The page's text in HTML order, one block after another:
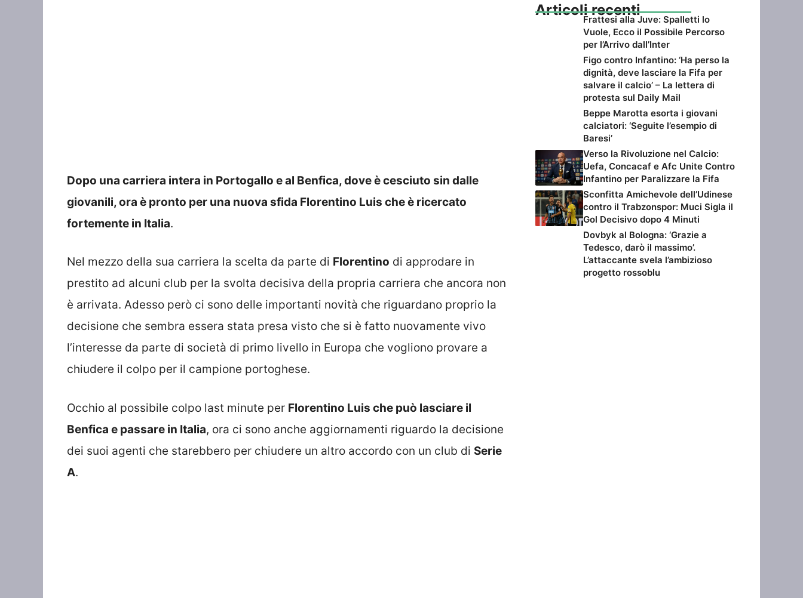
Dopo una carriera intera in Portogallo e al Benfica, dove è cesciuto sin dalle
giovanili, ora è pronto per una nuova sfida Florentino Luis che è ricercato
fortemente in Italia.
Nel mezzo della sua carriera la scelta da parte di Florentino di approdare in
prestito ad alcuni club per la svolta decisiva della propria carriera che ancora non
è arrivata. Adesso però ci sono delle importanti novità che riguardano proprio la
decisione che sembra essera stata presa visto che si è fatto nuovamente vivo
l’interesse da parte di società di primo livello in Europa che vogliono provare a
chiudere il colpo per il campione portoghese.
Occhio al possibile colpo last minute per Florentino Luis che può lasciare il
Benfica e passare in Italia, ora ci sono anche aggiornamenti riguardo la decisione
dei suoi agenti che starebbero per chiudere un altro accordo con un club di Serie
A.
Articoli recenti
Frattesi alla Juve: Spalletti lo
Vuole, Ecco il Possibile Percorso
per l’Arrivo dall’Inter
Figo contro Infantino: ‘Ha perso la
dignità, deve lasciare la Fifa per
salvare il calcio’ – La lettera di
protesta sul Daily Mail
Beppe Marotta esorta i giovani
calciatori: ‘Seguite l’esempio di
Baresi’
Verso la Rivoluzione nel Calcio:
Uefa, Concacaf e Afc Unite Contro
Infantino per Paralizzare la Fifa
Sconfitta Amichevole dell’Udinese
contro il Trabzonspor: Muci Sigla il
Gol Decisivo dopo 4 Minuti
Dovbyk al Bologna: ‘Grazie a
Tedesco, darò il massimo’.
L’attaccante svela l’ambizioso
progetto rossoblu